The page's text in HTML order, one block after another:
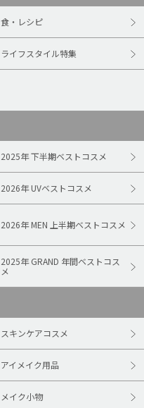
食・レシピ
ライフスタイル特集
2025年 下半期ベストコスメ
2026年 UVベストコスメ
2026年 MEN 上半期ベストコスメ
2025年 GRAND 年間ベストコス
メ
スキンケアコスメ
アイメイク用品
メイク小物